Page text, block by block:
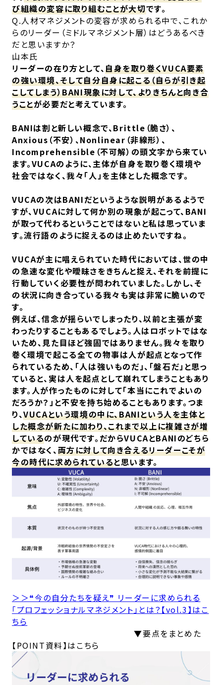
び組織の変容に取り組むことが大切です。
Q.人材マネジメントの変容が求められる中で、これか
らのリーダー（ミドルマネジメント層）はどうあるべき
だと思いますか？
山本氏
リーダーの在り方として、自身を取り巻くVUCA要素
の強い環境、そして自分自身に起こる（自らが引き起
こしてしまう）BANI現象に対して、よりきちんと向き合
うことが必要だと考えています。
BANIは割と新しい概念で、Brittle（脆さ）、
Anxious（不安）、Nonlinear（非線形）、
Incomprehensible（不可解）の頭文字から来てい
ます。VUCAのように、主体が自身を取り巻く環境や
社会ではなく、我々「人」を主体とした概念です。
VUCAの次はBANIだというような説明があるようで
すが、VUCAに対して何か別の現象が起こって、BANI
が取って代わるということではないと私は思っていま
す。流行語のように捉えるのは止めたいですね。
VUCAが主に唱えられていた時代においては、世の中
の急速な変化や曖昧さをきちんと捉え、それを前提に
行動していく必要性が問われていました。しかし、そ
の状況に向き合っている我々も実は非常に脆いので
す。
例えば、信念が揺らいでしまったり、以前と主張が変
わったりすることもあるでしょう。人はロボットではな
いため、見た目ほど強固ではありません。我々を取り
巻く環境で起こる全ての物事は人が起点となって作
られているため、「人は強いものだ」、「盤石だ」と思っ
ていると、実は人を起点として崩れてしまうこともあり
ます。人が作ったものに対して「本当にこれでよいの
だろうか？」と不安を持ち始めることもあります。つま
り、VUCAという環境の中に、BANIという人を主体と
した概念が新たに加わり、これまで以上に複雑さが増
しているのが現代です。だからVUCAとBANIのどちら
かではなく、両方に対して向き合えるリーダーこそが
今の時代に求められていると思います。
＞＞❝今の自分たちを疑え❞ リーダーに求められる
「プロフェッショナルマネジメント」とは？【vol.3】はこ
ちら
▼要点をまとめた
【POINT資料】はこちら